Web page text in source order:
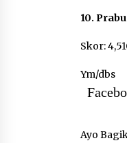
10.
Skor:
Ym/dbs
Ayo